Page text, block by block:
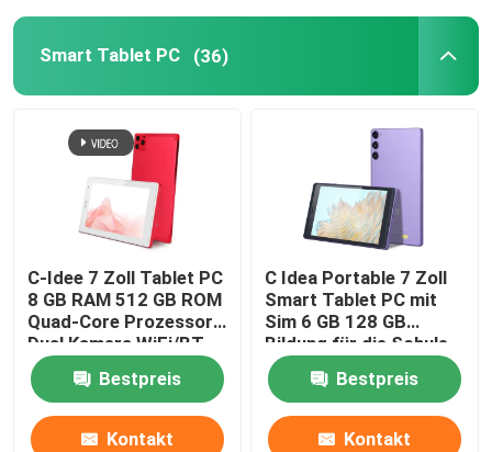
Bildungs-Tablette für Schüler
7 Zoll Tablet PC
8 Zoll Tablet PC
9 Zoll Tablet PC
10 Zoll Tablet PC
11 Zoll Tablet PC
Smart Tablet PC (36)
C-Idee 7 Zoll Tablet PC
8 GB RAM 512 GB ROM
Quad-Core Prozessor
Dual Kamera WiFi/BT
für Jugendliche mit
Gehäuse CM513 (rot)
Bestpreis
Kontakt
C Idea Portable 7 Zoll
Smart Tablet PC mit
Sim 6 GB 128 GB
Bildung für die Schule
CM525 ((Purple)
Bestpreis
Kontakt